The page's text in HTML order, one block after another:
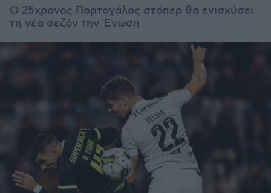
Ο 25χρονος Πορτογάλος στόπερ θα ενισχύσει
τη νέα σεζόν την Ένωση